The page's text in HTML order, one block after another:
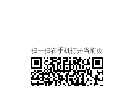
扫一扫在手机打开当前页